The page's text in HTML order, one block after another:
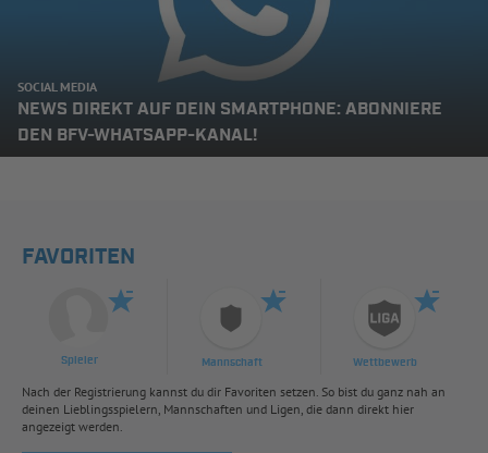
SOCIAL MEDIA
NEWS DIREKT AUF DEIN SMARTPHONE: ABONNIERE
DEN BFV-WHATSAPP-KANAL!
FAVORITEN
Spieler Mannschaft Wettbewerb
Nach der Registrierung kannst du dir Favoriten setzen. So bist du ganz nah an
deinen Lieblingsspielern, Mannschaften und Ligen, die dann direkt hier
angezeigt werden.